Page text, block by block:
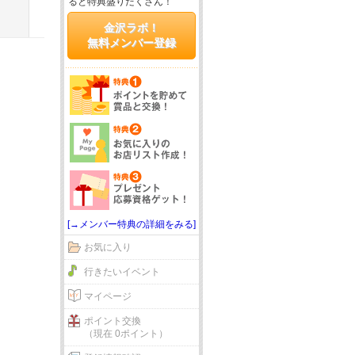
金沢ラボ！
無料メンバー登録
[→メンバー特典の詳細をみる]
お気に入り
行きたいイベント
マイページ
ポイント交換
（現在 0ポイント）